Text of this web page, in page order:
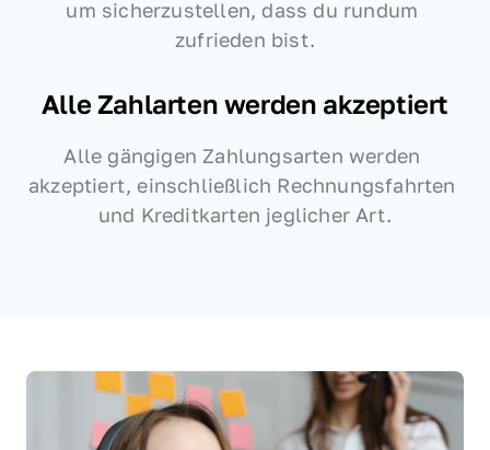
um sicherzustellen, dass du rundum
zufrieden bist.
Alle Zahlarten werden akzeptiert
Alle gängigen Zahlungsarten werden
akzeptiert, einschließlich Rechnungsfahrten
und Kreditkarten jeglicher Art.